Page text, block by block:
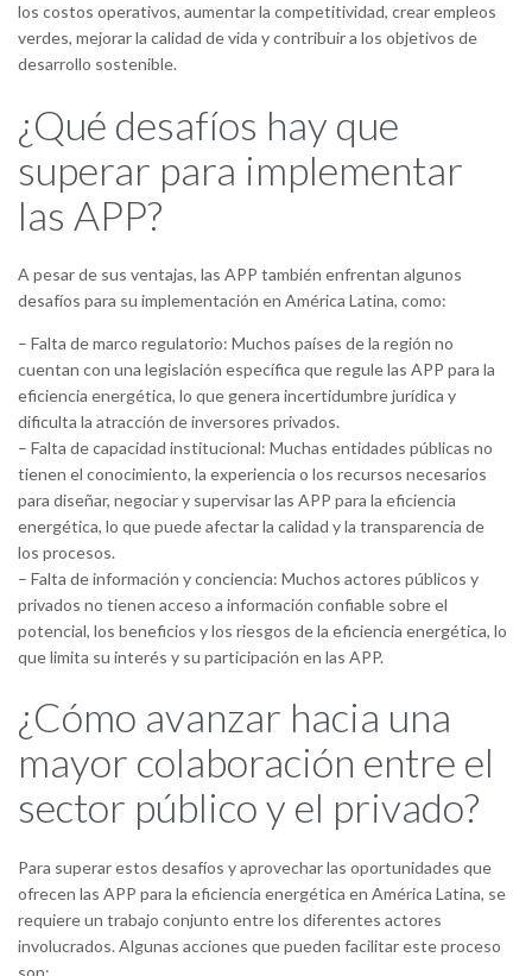
los costos operativos, aumentar la competitividad, crear empleos
verdes, mejorar la calidad de vida y contribuir a los objetivos de
desarrollo sostenible.
¿Qué desafíos hay que
superar para implementar
las APP?
A pesar de sus ventajas, las APP también enfrentan algunos
desafíos para su implementación en América Latina, como:
– Falta de marco regulatorio: Muchos países de la región no
cuentan con una legislación específica que regule las APP para la
eficiencia energética, lo que genera incertidumbre jurídica y
dificulta la atracción de inversores privados.
– Falta de capacidad institucional: Muchas entidades públicas no
tienen el conocimiento, la experiencia o los recursos necesarios
para diseñar, negociar y supervisar las APP para la eficiencia
energética, lo que puede afectar la calidad y la transparencia de
los procesos.
– Falta de información y conciencia: Muchos actores públicos y
privados no tienen acceso a información confiable sobre el
potencial, los beneficios y los riesgos de la eficiencia energética, lo
que limita su interés y su participación en las APP.
¿Cómo avanzar hacia una
mayor colaboración entre el
sector público y el privado?
Para superar estos desafíos y aprovechar las oportunidades que
ofrecen las APP para la eficiencia energética en América Latina, se
requiere un trabajo conjunto entre los diferentes actores
involucrados. Algunas acciones que pueden facilitar este proceso
son: